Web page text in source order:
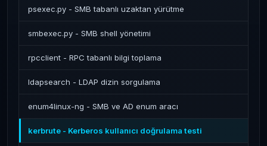
psexec.py - SMB tabanlı uzaktan yürütme
smbexec.py - SMB shell yönetimi
rpcclient - RPC tabanlı bilgi toplama
ldapsearch - LDAP dizin sorgulama
enum4linux-ng - SMB ve AD enum aracı
kerbrute - Kerberos kullanıcı doğrulama testi